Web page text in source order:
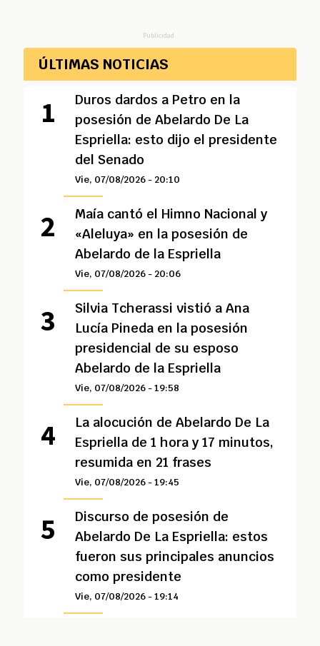
Publicidad
ÚLTIMAS NOTICIAS
Duros dardos a Petro en la
posesión de Abelardo De La
Espriella: esto dijo el presidente
del Senado
Vie, 07/08/2026 - 20:10
Maía cantó el Himno Nacional y
«Aleluya» en la posesión de
Abelardo de la Espriella
Vie, 07/08/2026 - 20:06
Silvia Tcherassi vistió a Ana
Lucía Pineda en la posesión
presidencial de su esposo
Abelardo de la Espriella
Vie, 07/08/2026 - 19:58
La alocución de Abelardo De La
Espriella de 1 hora y 17 minutos,
resumida en 21 frases
Vie, 07/08/2026 - 19:45
Discurso de posesión de
Abelardo De La Espriella: estos
fueron sus principales anuncios
como presidente
Vie, 07/08/2026 - 19:14